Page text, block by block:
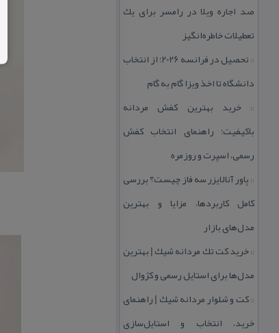
صد اجاره ویلا در رامسر برای یك
تعطیلات خاطره‌انگیز
::
تحصیل در فرانسه 2026؛ از انتخاب
دانشگاه تا اخذ ویزا گام به گام
::خرید بهترین كفش مردانه
باكیفیت؛ راهنمای انتخاب كفش
رسمی، اسپرت و روزمره
:: پاور آنالایزر سه فاز چیست؟ بررسی
كامل كاربردها، مزایا و بهترین
مدل‌های بازار
::خرید كت تك مردانه شیك | بهترین
مدل‌ها برای استایل رسمی و كژوال
::كت و شلوار مردانه شیك | راهنمای
خرید، انتخاب و استایل‌سازی